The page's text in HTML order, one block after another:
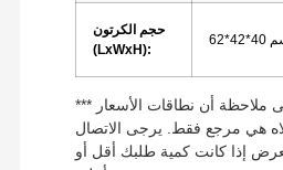
حجم الكرتون
(LxWxH):
سم
*** يرجى ملاحظة أن نطاقات الأسعار
هي مرجع فقط. يرجى الاتصال
إذا كانت كمية طلبك أقل أو